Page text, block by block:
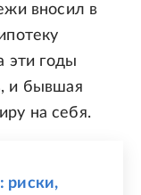
вносил в
эти годы
и бывшая
на себя.
риски,